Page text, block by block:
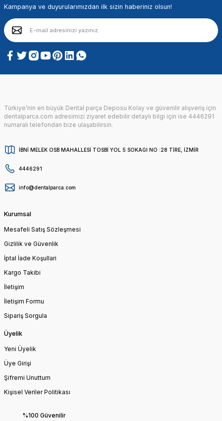
Kampanya ve duyurularımızdan ilk sizin haberiniz olsun!
Türkiye’nin en büyük Dental parça Deposu Kolay ve güvenilir alışveriş için
dentalparca.com adresimizi ziyaret edebilir detaylı bilgi için ise 4446291
numaralı telefondan bize ulaşabilirsin.
İBNİ MELEK OSB MAHALLESİ TOSBİ YOL 5 SOKAGI NO :28 TİRE, İZMİR
4446291
info@dentalparca.com
Kurumsal
Mesafeli Satış Sözleşmesi
Gizlilik ve Güvenlik
İptal İade Koşullari
Kargo Takibi
İletişim
İletişim Formu
Sipariş Sorgula
Üyelik
Yeni Üyelik
Üye Girişi
Şifremi Unuttum
Kişisel Veriler Politikası
%100 Güvenilir